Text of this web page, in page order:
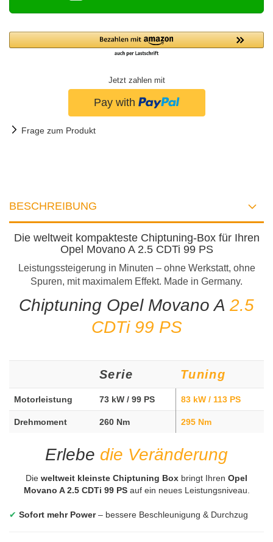
Jetzt zahlen mit
Frage zum Produkt
BESCHREIBUNG
Die weltweit kompakteste Chiptuning-Box für Ihren
Opel Movano A 2.5 CDTi 99 PS
Leistungssteigerung in Minuten – ohne Werkstatt, ohne
Spuren, mit maximalem Effekt. Made in Germany.
Chiptuning Opel Movano A 2.5
CDTi 99 PS
Serie Tuning
Motorleistung 73 kW / 99 PS 83 kW / 113 PS
Drehmoment 260 Nm 295 Nm
Erlebe die Veränderung
Die weltweit kleinste Chiptuning Box bringt Ihren Opel
Movano A 2.5 CDTi 99 PSauf ein neues Leistungsniveau.
✔ Sofort mehr Power– bessere Beschleunigung & Durchzug